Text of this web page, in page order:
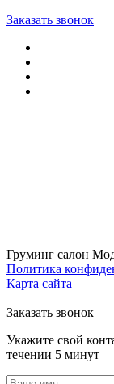
Заказать звонок
Груминг салон
Политика
Карта сайта
Заказать звонок
Укажите свой
течении 5 минут